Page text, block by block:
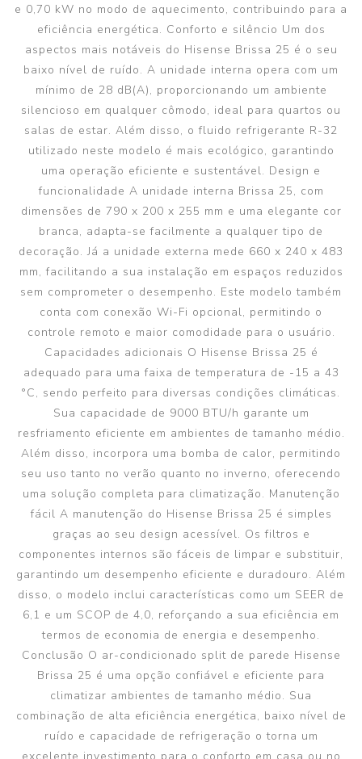
e 0,70 kW no modo de aquecimento, contribuindo para a
eficiência energética. Conforto e silêncio Um dos
aspectos mais notáveis ​​do Hisense Brissa 25 é o seu
baixo nível de ruído. A unidade interna opera com um
mínimo de 28 dB(A), proporcionando um ambiente
silencioso em qualquer cômodo, ideal para quartos ou
salas de estar. Além disso, o fluido refrigerante R-32
utilizado neste modelo é mais ecológico, garantindo
uma operação eficiente e sustentável. Design e
funcionalidade A unidade interna Brissa 25, com
dimensões de 790 x 200 x 255 mm e uma elegante cor
branca, adapta-se facilmente a qualquer tipo de
decoração. Já a unidade externa mede 660 x 240 x 483
mm, facilitando a sua instalação em espaços reduzidos
sem comprometer o desempenho. Este modelo também
conta com conexão Wi-Fi opcional, permitindo o
controle remoto e maior comodidade para o usuário.
Capacidades adicionais O Hisense Brissa 25 é
adequado para uma faixa de temperatura de -15 a 43
°C, sendo perfeito para diversas condições climáticas.
Sua capacidade de 9000 BTU/h garante um
resfriamento eficiente em ambientes de tamanho médio.
Além disso, incorpora uma bomba de calor, permitindo
seu uso tanto no verão quanto no inverno, oferecendo
uma solução completa para climatização. Manutenção
fácil A manutenção do Hisense Brissa 25 é simples
graças ao seu design acessível. Os filtros e
componentes internos são fáceis de limpar e substituir,
garantindo um desempenho eficiente e duradouro. Além
disso, o modelo inclui características como um SEER de
6,1 e um SCOP de 4,0, reforçando a sua eficiência em
termos de economia de energia e desempenho.
Conclusão O ar-condicionado split de parede Hisense
Brissa 25 é uma opção confiável e eficiente para
climatizar ambientes de tamanho médio. Sua
combinação de alta eficiência energética, baixo nível de
ruído e capacidade de refrigeração o torna um
excelente investimento para o conforto em casa ou no